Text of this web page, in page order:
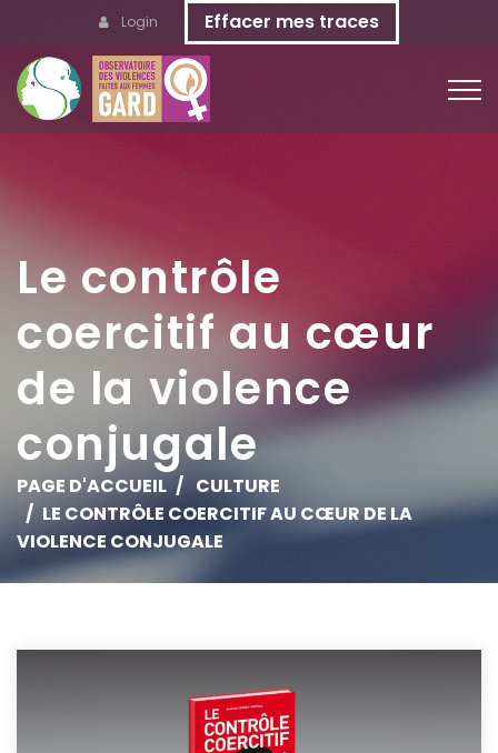
Login Effacer mes traces
Le contrôle
coercitif au cœur
de la violence
conjugale
PAGE D'ACCUEIL
CULTURE
LE CONTRÔLE COERCITIF AU CŒUR DE LA
VIOLENCE CONJUGALE